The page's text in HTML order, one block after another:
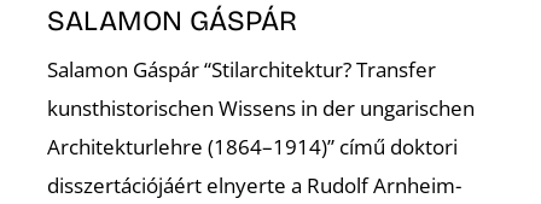
SALAMON GÁSPÁR
Salamon Gáspár “Stilarchitektur? Transfer
kunsthistorischen Wissens in der ungarischen
Architekturlehre (1864–1914)” című doktori
disszertációjáért elnyerte a Rudolf Arnheim-